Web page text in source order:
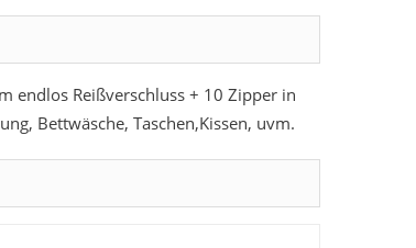
endlos Reißverschluss + 10 Zipper in
Bettwäsche, Taschen,Kissen, uvm.